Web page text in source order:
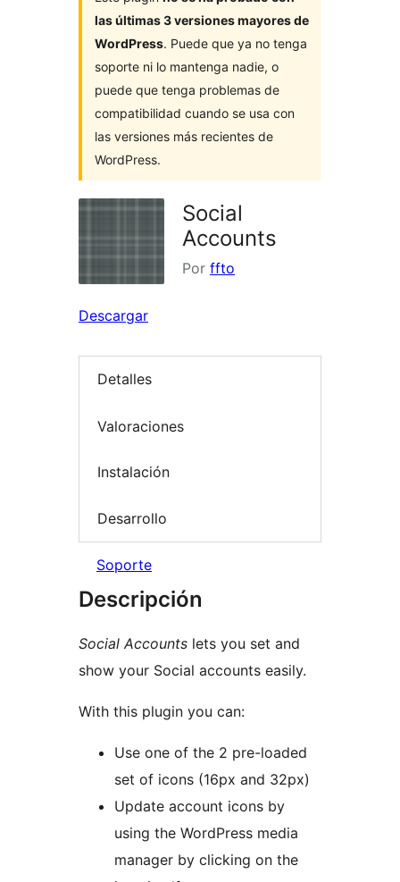
las últimas 3 versiones mayores de
WordPress. Puede que ya no tenga
soporte ni lo mantenga nadie, o
puede que tenga problemas de
compatibilidad cuando se usa con
las versiones más recientes de
WordPress.
Social
Accounts
Por ffto
Descargar
Detalles
Valoraciones
Instalación
Desarrollo
Soporte
Descripción
Social Accounts lets you set and
show your Social accounts easily.
With this plugin you can:
Use one of the 2 pre-loaded
set of icons (16px and 32px)
Update account icons by
using the WordPress media
manager by clicking on the